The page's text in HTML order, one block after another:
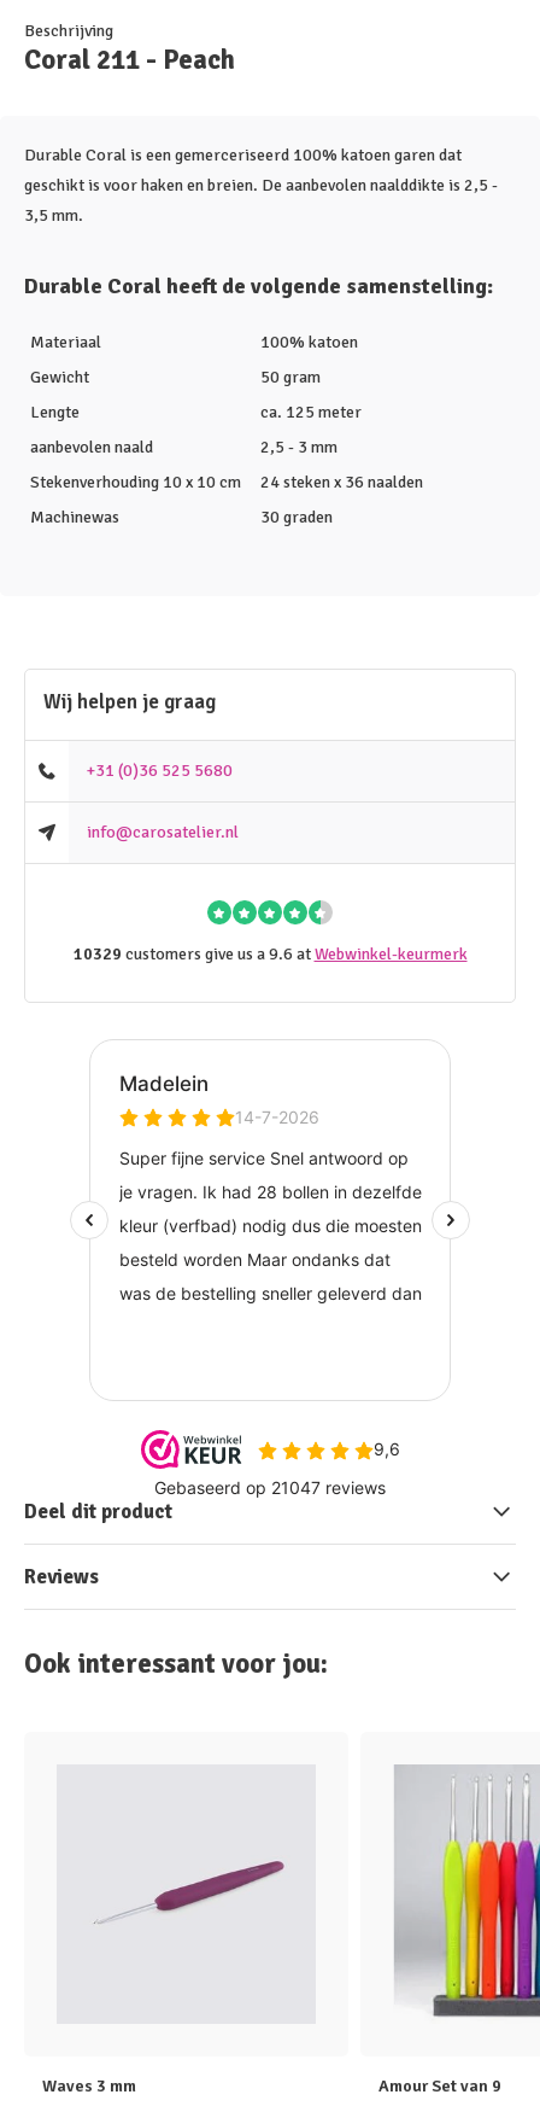
Beschrijving
Coral 211 - Peach
Durable Coral is een gemerceriseerd 100% katoen garen dat
geschikt is voor haken en breien. De aanbevolen naalddikte is 2,5 -
3,5 mm.
Durable Coral heeft de volgende samenstelling:
Materiaal
100% katoen
Gewicht
50 gram
Lengte
ca. 125 meter
aanbevolen naald
2,5 - 3 mm
Stekenverhouding 10 x 10 cm
24 steken x 36 naalden
Machinewas
30 graden
Wij helpen je graag
+31 (0)36 525 5680
info@carosatelier.nl
10329 customers give us a 9.6 atWebwinkel-keurmerk
Deel dit product
Reviews
Ook interessant voor jou:
Waves 3 mm Amour Set van 9